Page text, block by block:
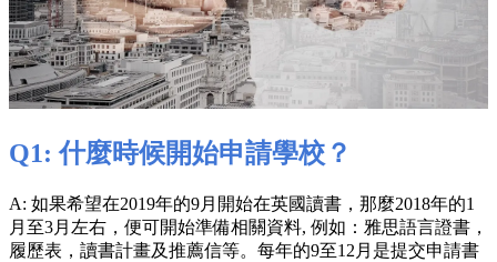
Q1: 什麼時候開始申請學校？
A: 如果希望在2019年的9月開始在英國讀書，那麼2018年的1
月至3月左右，便可開始準備相關資料, 例如：雅思語言證書，
履歷表，讀書計畫及推薦信等。每年的9至12月是提交申請書